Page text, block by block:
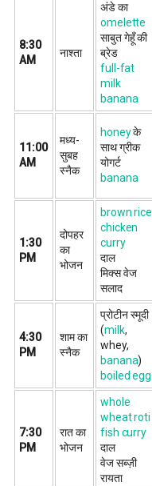
8:30
AM
नाश्ता
अंडे का
omelette
साबुत गेहूँ की
ब्रेड
full-fat
milk
banana
11:00
AM
मध्य-
सुबह
स्नैक
honeyके
साथ ग्रीक
योगर्ट
banana
1:30
PM
दोपहर
का
भोजन
brown rice
chicken
curry
दाल
मिक्स वेज
सलाद
4:30
PM
शाम का
स्नैक
प्रोटीन स्मूदी
(milk,
whey,
banana)
boiled egg
7:30
PM
रात का
भोजन
whole
wheat roti
fish curry
दाल
वेज सब्ज़ी
रायता